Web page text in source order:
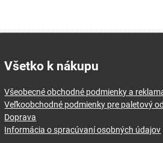
Všetko k nákupu
Všeobecné obchodné podmienky a
Veľkoobchodné podmienky pre paletový
Doprava
Informácia o spracúvaní osobných údajov